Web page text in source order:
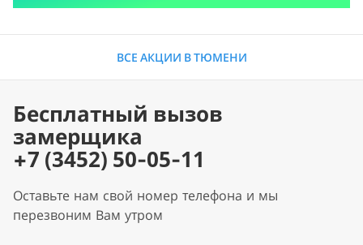
ВСЕ АКЦИИ В ТЮМЕНИ
Бесплатный вызов
замерщика
+7 (3452) 50-05-11
Оставьте нам свой номер телефона и мы
перезвоним Вам утром